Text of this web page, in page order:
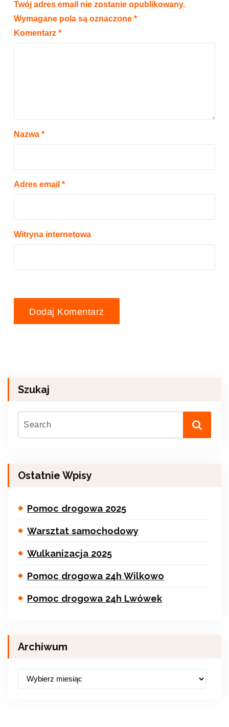
Twój adres email nie zostanie opublikowany.
Wymagane pola są oznaczone *
Komentarz *
Nazwa *
Adres email *
Witryna internetowa
Szukaj
Ostatnie Wpisy
Pomoc drogowa 2025
Warsztat samochodowy
Wulkanizacja 2025
Pomoc drogowa 24h Wilkowo
Pomoc drogowa 24h Lwówek
Archiwum